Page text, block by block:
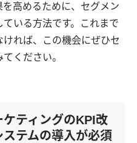
高めるために、セグメン
ている方法です。これまで
れば、この機会にぜひセ
ください。
ケティングのKPI改
テムの導入が必須